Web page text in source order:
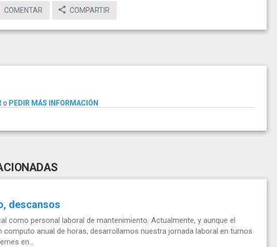
COMENTAR COMPARTIR
o PEDIR MÁS INFORMACIÓN
descansos
como personal laboral de mantenimiento. Actualmente, y aunque el
computo anual de horas, desarrollamos nuestra jornada laboral en turnos
en...